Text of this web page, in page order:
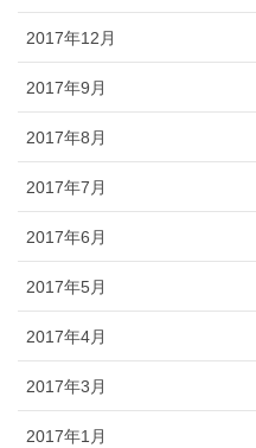
2017年12月
2017年9月
2017年8月
2017年7月
2017年6月
2017年5月
2017年4月
2017年3月
2017年1月